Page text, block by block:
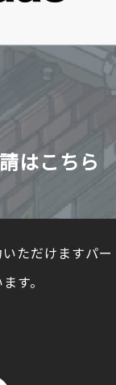
はこちら
ただけますパ
す。